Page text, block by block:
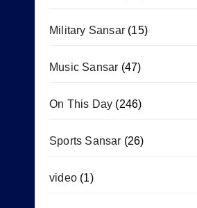
Military Sansar (15)
Music Sansar (47)
On This Day (246)
Sports Sansar (26)
video (1)